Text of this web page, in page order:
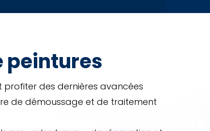
peintures
profiter des dernières avancées
de démoussage et de traitement